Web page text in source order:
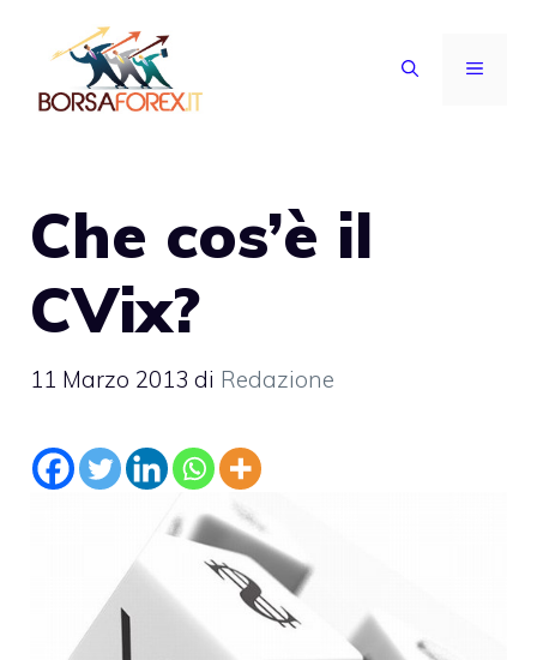
contenuto
MENU
Che cos’è il
CVix?
11 Marzo 2013 di Redazione